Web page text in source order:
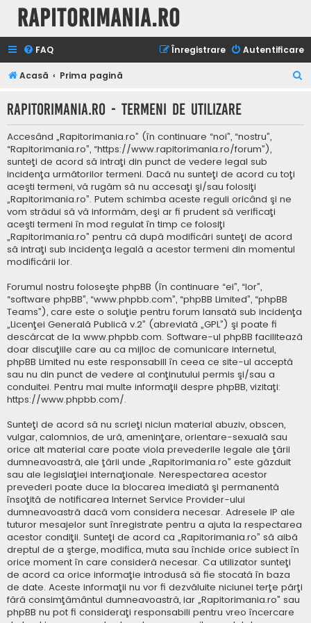
Rapitorimania.ro
FAQ Autentificare
Înregistrare
Acasă Prima pagină
t
Rapitorimania.ro - Termeni de utilizare
Accesând „Rapitorimania.ro” (în continuare “noi”, “nostru”,
“Rapitorimania.ro”, “https://www.rapitorimania.ro/forum”),
sunteţi de acord să intraţi din punct de vedere legal sub
incidenţa următorilor termeni. Dacă nu sunteţi de acord cu toţi
aceşti termeni, vă rugăm să nu accesaţi şi/sau folosiţi
„Rapitorimania.ro”. Putem schimba aceste reguli oricând şi ne
vom strădui să vă informăm, deşi ar fi prudent să verificaţi
aceşti termeni în mod regulat în timp ce folosiţi
„Rapitorimania.ro” pentru că după modificări sunteţi de acord
să intraţi sub incidenţa legală a acestor termeni din momentul
modificării lor.
Forumul nostru foloseşte phpBB (în continuare “ei”, “lor”,
“software phpBB”, “www.phpbb.com”, “phpBB Limited”, “phpBB
Teams”), care este o soluţie pentru forum lansată sub incidenţa
„Licenţei Generală Publică v.2” (abreviată „GPL”) şi poate fi
descărcat de la www.phpbb.com. Software-ul phpBB facilitează
doar discuţiile care au ca mijloc de comunicare internetul,
phpBB Limited nu este responsabill în ceea ce site-ul acceptă
sau nu din punct de vedere al conţinutului permis şi/sau a
conduitei. Pentru mai multe informaţii despre phpBB, vizitaţi:
https://www.phpbb.com/.
Sunteţi de acord să nu scrieţi niciun material abuziv, obscen,
vulgar, calomnios, de ură, ameninţare, orientare-sexuală sau
orice alt material care poate viola prevederile legale ale ţării
dumneavoastră, ale ţării unde „Rapitorimania.ro” este găzduit
sau ale legislaţiei internaţionale. Nerespectarea acestor
prevederi poate duce la blocarea imediată şi permanentă
însoţită de notificarea Internet Service Provider-ului
dumneavoastră dacă vom considera necesar. Adresele IP ale
tuturor mesajelor sunt înregistrate pentru a ajuta la respectarea
acestor condiţii. Sunteţi de acord ca „Rapitorimania.ro” să aibă
dreptul de a şterge, modifica, muta sau închide orice subiect în
orice moment în care consideră necesar. Ca utilizator sunteţi
de acord ca orice informaţie introdusă să fie stocată în baza
de date. Aceste informaţii nu vor fi dezvăluite niciunei terţe părţi
fără consimţământul dumneavoastră, iar „Rapitorimania.ro” sau
phpBB nu pot fi consideraţi responsabili pentru vreo încercare